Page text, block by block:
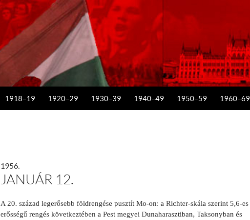
1918–19 1920–29 1930–39 1940–49 1950–59 1960–69
1956.
JANUÁR 12.
A 20. század legerősebb földrengése pusztít Mo-on: a Richter-skála szerint 5,6-es
erősségű rengés következtében a Pest megyei Dunaharasztiban, Taksonyban és